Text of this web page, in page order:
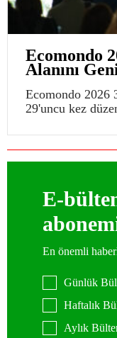
Ecomondo
Alanını
Ecomondo 2026
29'uncu kez
E-
En önemli
Günlük
Haftalık
Aylık